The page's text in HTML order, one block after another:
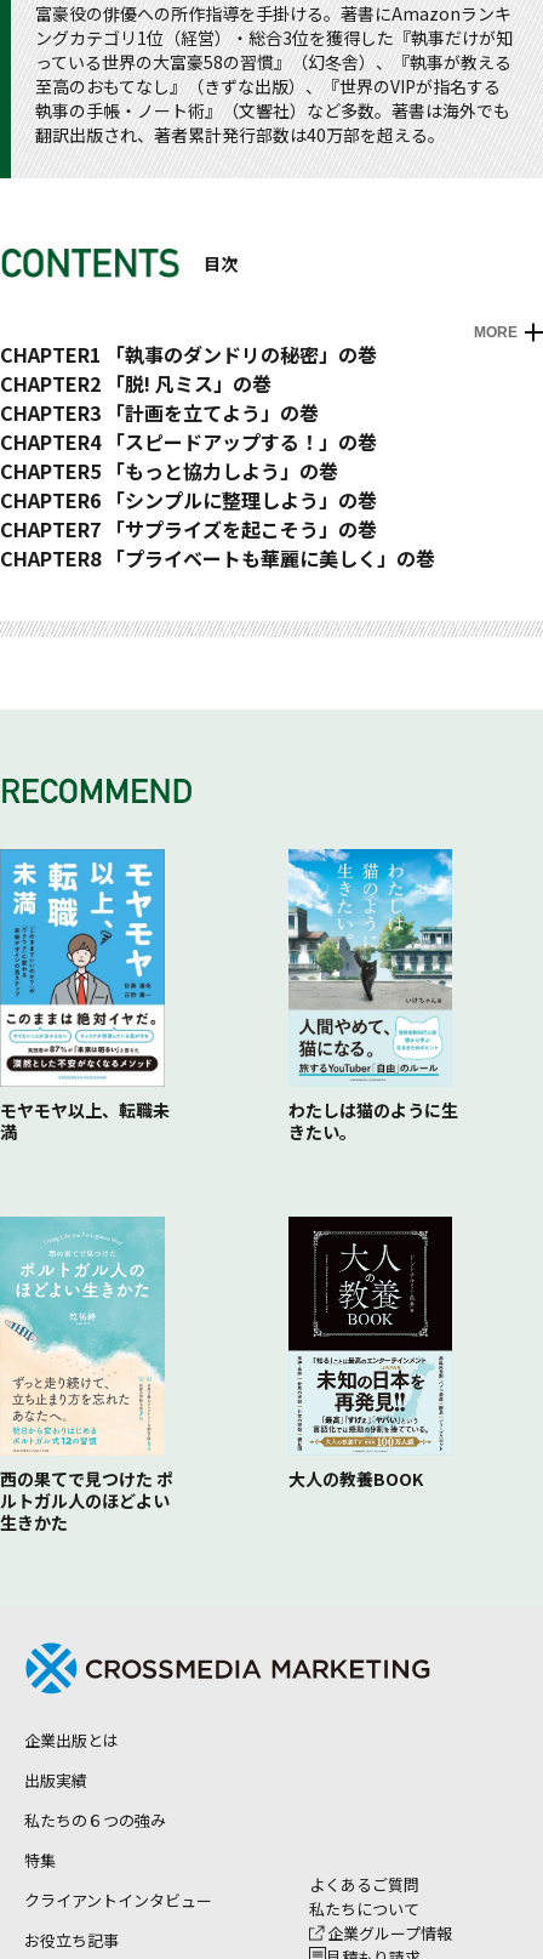
富豪役の俳優への所作指導を手掛ける。著書にAmazonランキ
ングカテゴリ1位（経営）・総合3位を獲得した『執事だけが知
っている世界の大富豪58の習慣』（幻冬舎）、『執事が教える
至高のおもてなし』（きずな出版）、『世界のVIPが指名する
執事の手帳・ノート術』（文響社）など多数。著書は海外でも
翻訳出版され、著者累計発行部数は40万部を超える。
目次
MORE
はじめに
CHAPTER1 「執事のダンドリの秘密」の巻
TASK01 一括処理
やることだらけで何もかも面倒だ
TASK02 先読み
計画を立てても予定どおりに進んだことがない
TASK03 思いやり
私は完璧な仕事がしたいのだよ
CHAPTER2 「脱! 凡ミス」の巻
TASK04 時間管理
出社がいつもギリギリになるのだが
TASK05 メモ
頼まれたことをすぐに忘れる
TASK 06 集中力
フェイスブックの反応が気になって仕事にならない
SNSのやりとりでいちいち仕事が止まってしまうのだが
TASK08 焦る
TASK09 スケジュール管理
CHAPTER3 「計画を立てよう」の巻
TASK10 目標達成
目標を立ててもだいたいうやむやになるんだが
TASK11 計画
計画を立てるってどう立てればいいんだね?
TASK12 状況整理
TASK13 トラブル対応
トラブル対応に追われて仕事が進まないのだが
忙しいから効率的に勉強したい
CHAPTER4 「スピードアップする！」の巻
TASK15 優先順位
何から手をつければいいかわかんないよね
TASK16 メール
メールの返信が億劫だ
たまには定時に帰らせてくれ
TASK18 時間節約
TASK19 会議
CHAPTER5 「もっと協力しよう」の巻
TASK20 顔と名前
人の名前を覚えられない
TASK22 頼る
TASK21 指導
人に頼みごとをするのが嫌いだ
ちょっと注意しただけで泣かれた！
CHAPTER6 「シンプルに整理しよう」の巻
TASK25 整理整頓
整理整頓？ 何だそれは
書類整理が苦手
TASK27 名刺整理
TASK28 PC整理
CHAPTER7 「サプライズを起こそう」の巻
TASK29 パーティー
TASK30 接待
得意先を接待することになった
妻にちょっとしたサプライズをしたい
CHAPTER8 「プライベートも華麗に美しく」の巻
帰って一息つくともう何もしたくない
TASK34 掃除
TASK35 料理
いちいち買い物に行くのが面倒だ
ダイエットしたいが何をすればいいのかわからない
モヤモヤ以上、転職未
満
わたしは猫のように生
きたい。
西の果てで見つけた ポ
ルトガル人のほどよい
生きかた
大人の教養BOOK
企業出版とは
出版実績
私たちの６つの強み
特集
クライアントインタビュー
お役立ち記事
よくあるご質問
私たちについて
企業グループ情報